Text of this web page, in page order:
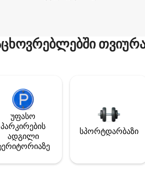
უფასო
პარკირების
ადგილი
სპორტდარბაზი